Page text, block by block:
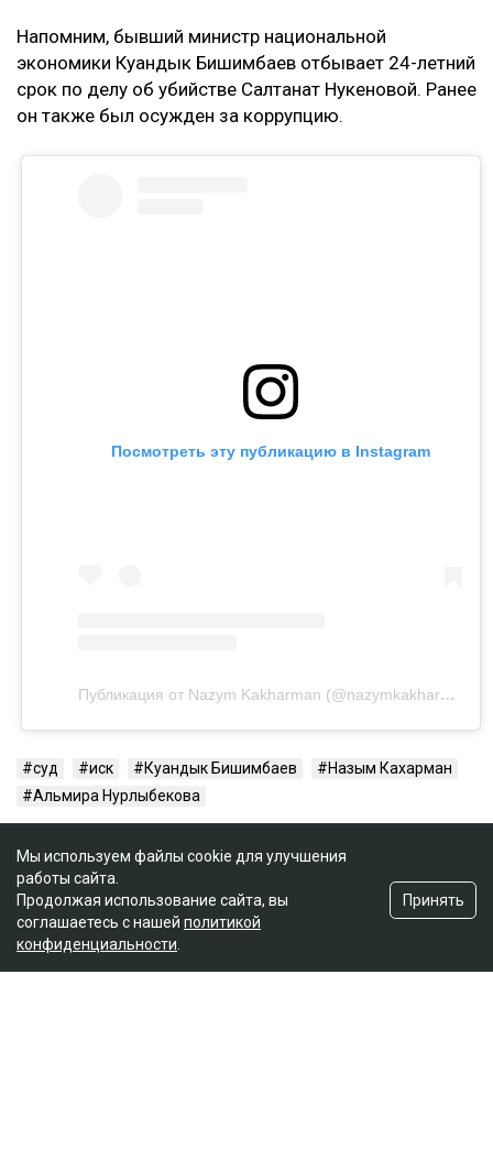
Напомним, бывший министр национальной
экономики Куандык Бишимбаев отбывает 24-летний
срок по делу об убийстве Салтанат Нукеновой. Ранее
он также был осужден за коррупцию.
Посмотреть эту публикацию в Instagram
Публикация от Nazym Kakharman (@nazymkakharman)
суд иск Куандык Бишимбаев
Назым Кахарман
Альмира Нурлыбекова
Мы используем файлы cookie для улучшения
работы сайта.
Продолжая использование сайта, вы
соглашаетесь с нашей политикой
конфиденциальности
Принять